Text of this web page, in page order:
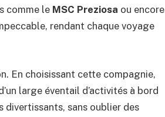
comme le MSC Preziosa ou encore
rendant chaque voyage
En choisissant cette compagnie,
large éventail d’activités à bord
divertissants, sans oublier des